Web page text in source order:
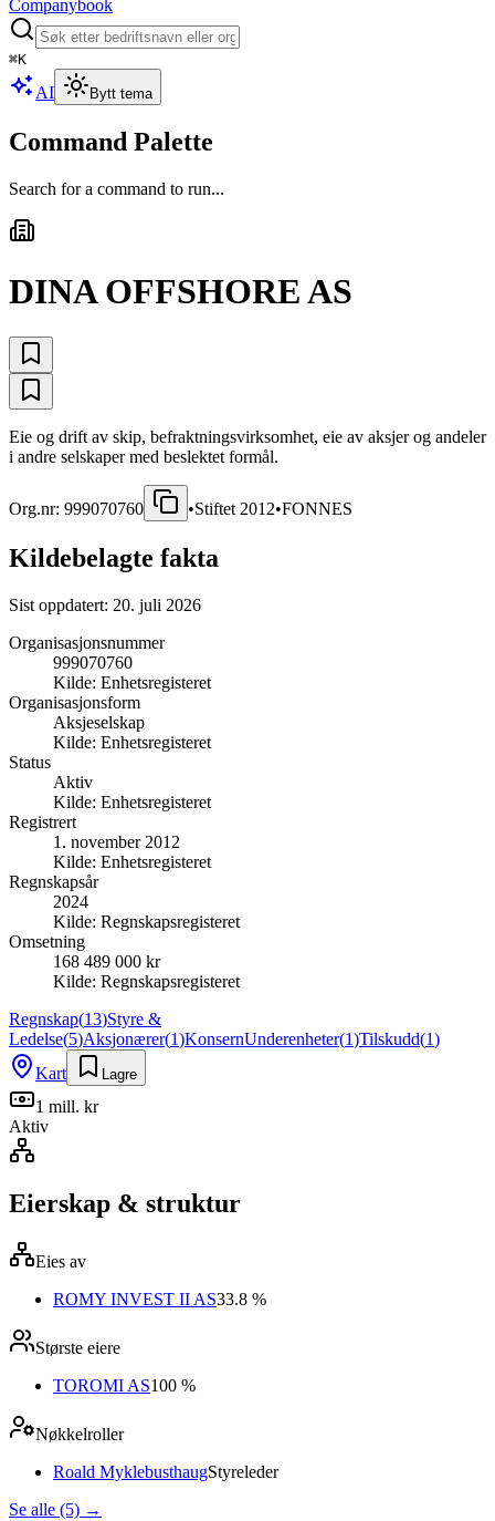
Companybook
⌘K
AI Bytt tema
Command Palette
Search for a command to run...
DINA OFFSHORE AS
Eie og drift av skip, befraktningsvirksomhet, eie av aksjer og andeler
i andre selskaper med beslektet formål.
Org.nr: 999070760 •Stiftet 2012•FONNES
Kildebelagte fakta
Sist oppdatert: 20. juli 2026
Organisasjonsnummer
999070760
Kilde: Enhetsregisteret
Organisasjonsform
Aksjeselskap
Kilde: Enhetsregisteret
Status
Aktiv
Kilde: Enhetsregisteret
Registrert
1. november 2012
Kilde: Enhetsregisteret
Regnskapsår
2024
Kilde: Regnskapsregisteret
Omsetning
168 489 000 kr
Kilde: Regnskapsregisteret
Regnskap(13)Styre &
Ledelse(5)Aksjonærer(1)KonsernUnderenheter(1)Tilskudd(1)
Kart
Lagre
1 mill. kr
Aktiv
Eierskap & struktur
Eies av
ROMY INVEST II AS33.8 %
Største eiere
TOROMI AS100 %
Nøkkelroller
Roald MyklebusthaugStyreleder
Se alle (5) →